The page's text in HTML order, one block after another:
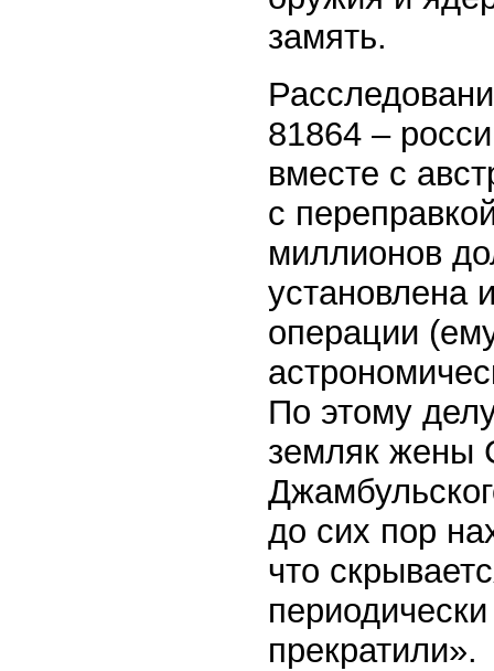
замять.
81864 –
вместе с
с
миллионов
установлена
операции
По этому
земляк жены
до сих пор
что
прекратили».